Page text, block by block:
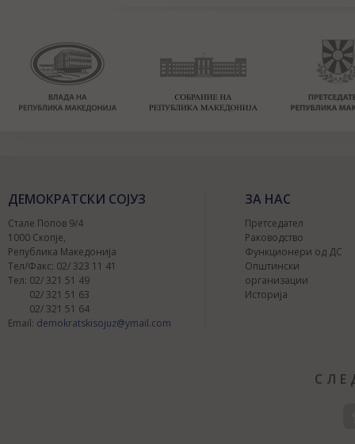
ДЕМОКРАТСКИ СОЈУЗ
Стале Попов 9/4
1000 Скопје,
Република Македонија
Тел/Факс: 02/ 323 11 41
Тел: 02/ 321 51 49
02/ 321 51 63
02/ 321 51 64
Email: demokratskisojuz@ymail.com
ЗА НАС
Претседател
Раководство
Функционери од ДС
Општински
организации
Историја